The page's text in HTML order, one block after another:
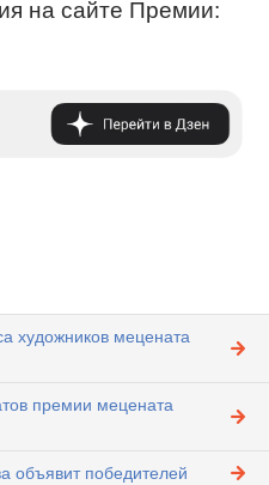
на сайте Премии:
художников мецената
премии мецената
объявит победителей